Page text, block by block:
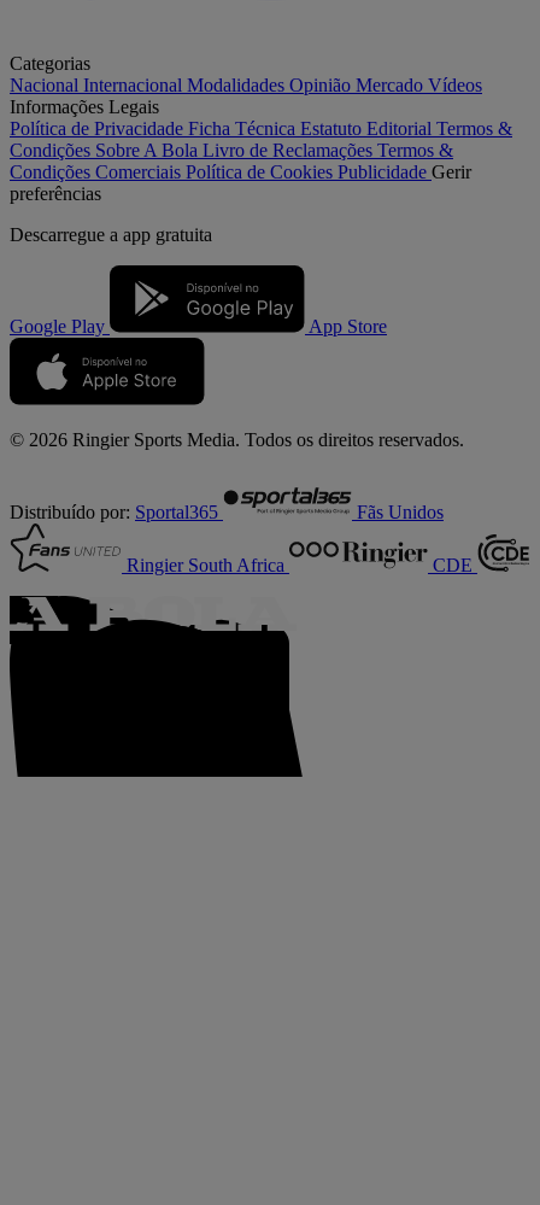
Categorias
Nacional Internacional Modalidades Opinião Mercado Vídeos
Informações Legais
Política de Privacidade Ficha Técnica Estatuto Editorial Termos &
Condições Sobre A Bola Livro de Reclamações Termos &
Condições Comerciais Política de Cookies Publicidade Gerir
preferências
Descarregue a app gratuita
Google Play App Store
© 2026 Ringier Sports Media. Todos os direitos reservados.
Distribuído por: Sportal365 Fãs Unidos
Ringier South Africa CDE